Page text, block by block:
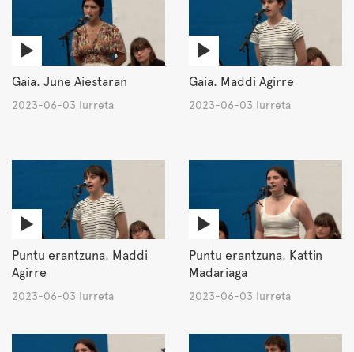
Gaia. June Aiestaran
2023-06-03 Iurreta
Gaia. Maddi Agirre
2023-06-03 Iurreta
Puntu erantzuna. Maddi
Agirre
2023-06-03 Iurreta
Puntu erantzuna. Kattin
Madariaga
2023-06-03 Iurreta